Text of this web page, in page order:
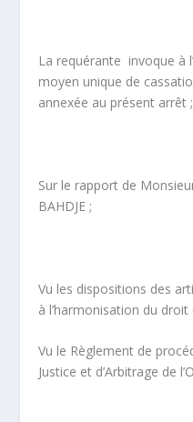
La requérante invoque à
moyen unique de
annexée au présent arrêt ;
Sur le rapport de
BAHDJE ;
Vu les dispositions des
à l’harmonisation du
Vu le Règlement de
Justice et d’Arbitrage de